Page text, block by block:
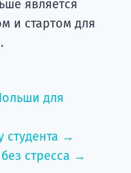
является
и стартом для
для
студента →
стресса →